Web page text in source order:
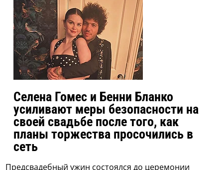
Селена Гомес и Бенни Бланко
усиливают меры безопасности на
своей свадьбе после того, как
планы торжества просочились в
сеть
Предсвадебный ужин состоялся до церемонии